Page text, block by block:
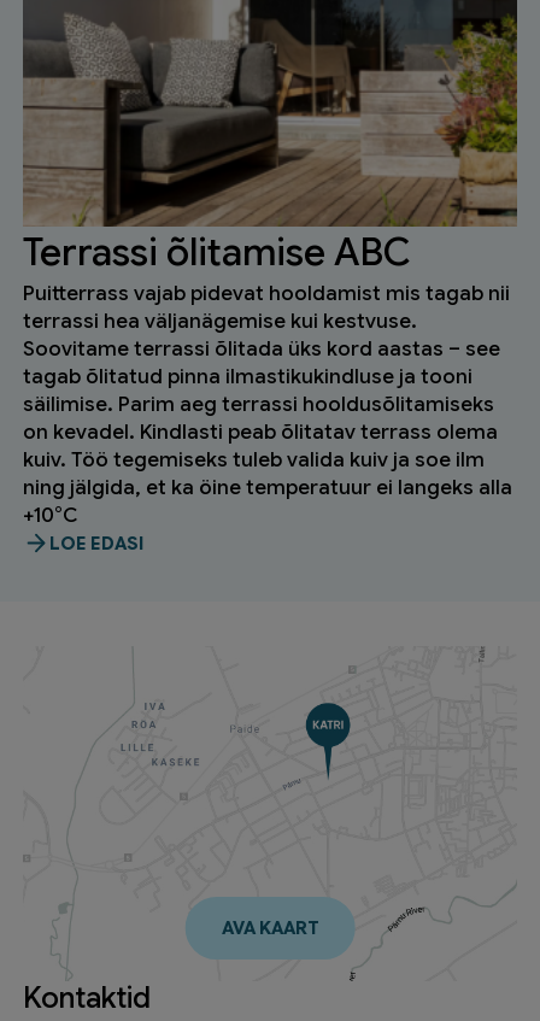
Terrassi õlitamise ABC
Puitterrass vajab pidevat hooldamist mis tagab nii
terrassi hea väljanägemise kui kestvuse.
Soovitame terrassi õlitada üks kord aastas – see
tagab õlitatud pinna ilmastikukindluse ja tooni
säilimise. Parim aeg terrassi hooldusõlitamiseks
on kevadel. Kindlasti peab õlitatav terrass olema
kuiv. Töö tegemiseks tuleb valida kuiv ja soe ilm
ning jälgida, et ka öine temperatuur ei langeks alla
+10°C
LOE EDASI
AVA KAART
Kontaktid